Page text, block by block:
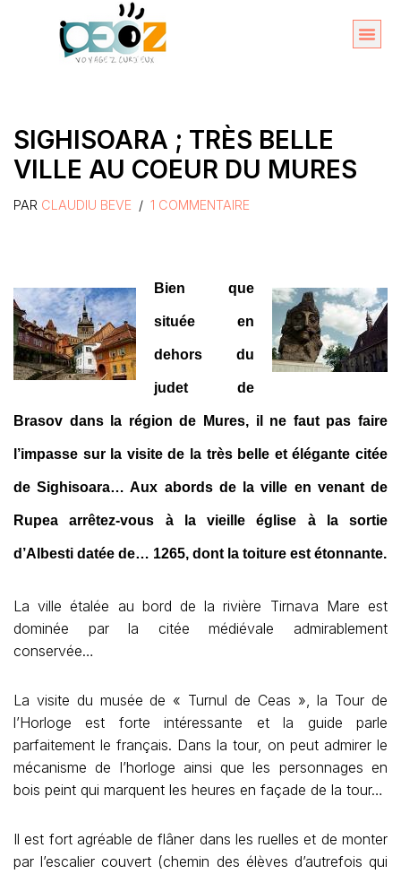
SIGHISOARA ; TRÈS BELLE
VILLE AU COEUR DU MURES
PAR CLAUDIU BEVE 1 COMMENTAIRE
Bien que
située en
dehors du
judet de
Brasov dans la région de Mures, il ne faut pas faire
l’impasse sur la visite de la très belle et élégante citée
de Sighisoara… Aux abords de la ville en venant de
Rupea arrêtez-vous à la vieille église à la sortie
d’Albesti datée de… 1265, dont la toiture est étonnante.
La ville étalée au bord de la rivière Tirnava Mare est
dominée par la citée médiévale admirablement
conservée…
La visite du musée de « Turnul de Ceas », la Tour de
l’Horloge est forte intéressante et la guide parle
parfaitement le français. Dans la tour, on peut admirer le
mécanisme de l’horloge ainsi que les personnages en
bois peint qui marquent les heures en façade de la tour…
Il est fort agréable de flâner dans les ruelles et de monter
par l’escalier couvert (chemin des élèves d’autrefois qui